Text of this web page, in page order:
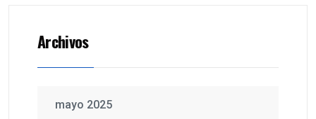
Archivos
mayo 2025